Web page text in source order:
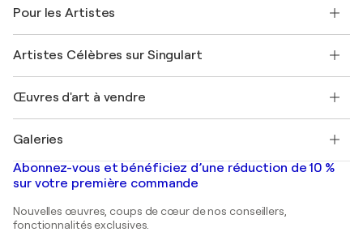
Offrir une carte cadeau
Rejoignez notre programme commercial
Mon compte
+33 1 76 44 06 42
FAQ
Magazine Singulart
Emplois
Découvrez une sélection d'art original
Pour les Artistes
Se connecter en tant qu'Artiste
Artistes Célèbres sur Singulart
Marc Chagall
Banksy
Mr. Brainwash
Shepard Fairey
Œuvres d'art à vendre
Tableaux abstraits à vendre
Peintures de paysage
Estampes
Peintures acryliques
Galeries
Galeries d'art en France
Galeries d'art en Belgique
Abonnez-vous et bénéficiez d’une réduction de 10 %
sur votre première commande
Nouvelles œuvres, coups de cœur de nos conseillers,
fonctionnalités exclusives.